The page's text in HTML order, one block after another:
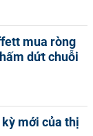
mua ròng
dứt chuỗi
mới của thị